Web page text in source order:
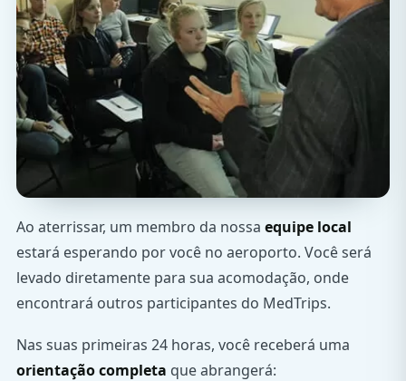
Ao aterrissar, um membro da nossa equipe local
estará esperando por você no aeroporto. Você será
levado diretamente para sua acomodação, onde
encontrará outros participantes do MedTrips.
Nas suas primeiras 24 horas, você receberá uma
orientação completa que abrangerá: